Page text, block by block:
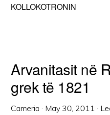
Dedikuar
KOLLOKOTRONIN
Arvanitasit në
grek të 1821
Cameria · May 30, 2011 ·